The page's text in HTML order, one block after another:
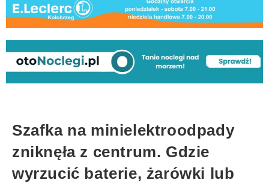
Szafka na minielektroodpady
zniknęła z centrum. Gdzie
wyrzucić baterie, żarówki lub